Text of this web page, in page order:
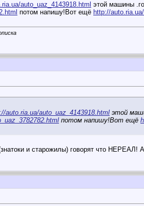
auto_uaz_4143918.html этой машины
потом напишу!Вот ещё http://
auto.ria.ua/auto_uaz_4143918.html этой
потом напишу!Вот ещё
и старожилы) говорят что НЕРЕАЛ!